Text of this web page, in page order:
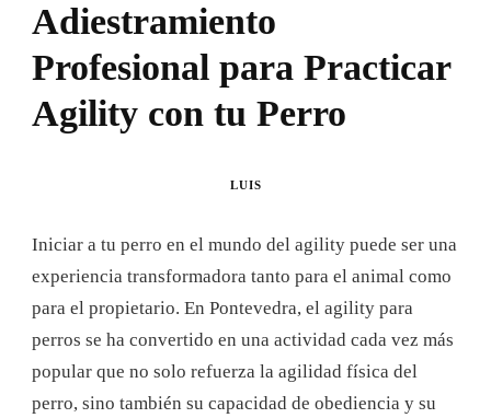
Adiestramiento
Profesional para Practicar
Agility con tu Perro
LUIS
Iniciar a tu perro en el mundo del agility puede ser una
experiencia transformadora tanto para el animal como
para el propietario. En Pontevedra, el agility para
perros se ha convertido en una actividad cada vez más
popular que no solo refuerza la agilidad física del
perro, sino también su capacidad de obediencia y su